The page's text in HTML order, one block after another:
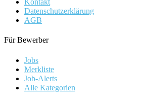
Kontakt
Datenschutzerklärung
AGB
Für Bewerber
Jobs
Merkliste
Job-Alerts
Alle Kategorien